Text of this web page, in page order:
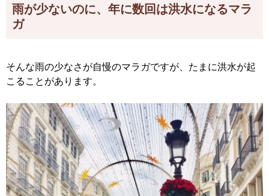
雨が少ないのに、年に数回は洪水になるマラ
ガ
そんな雨の少なさが自慢のマラガですが、たまに洪水が起
こることがあります。